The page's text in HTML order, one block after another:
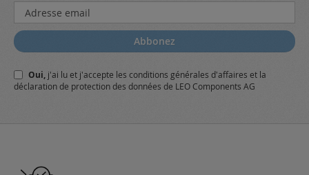
Inscription
à
notre
lettre
:
Abbonez
Oui, j'ai lu et j'accepte les conditions générales d'affaires et la
déclaration de protection des données de LEO Components AG